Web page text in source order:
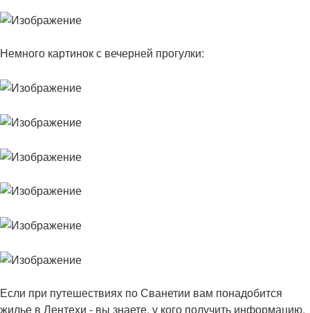
Немного картинок с вечерней прогулки:
Если при путешествиях по Сванетии вам понадобится
жилье в Лентехи - вы знаете, у кого получить информацию.